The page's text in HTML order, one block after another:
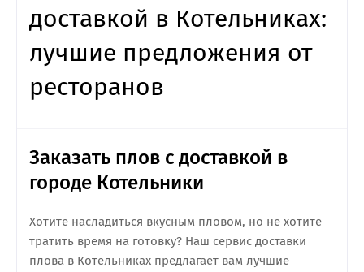
доставкой в Котельниках:
лучшие предложения от
ресторанов
Заказать плов с доставкой в
городе Котельники
Хотите насладиться вкусным пловом, но не хотите
тратить время на готовку? Наш сервис доставки
плова в Котельниках предлагает вам лучшие